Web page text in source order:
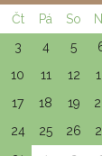
Čt Pá So
3 4 5
10 11 12
17 18 19
24 25 26